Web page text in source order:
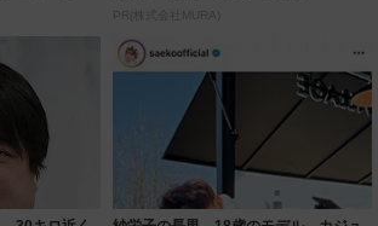
PR(株式会社MURA)